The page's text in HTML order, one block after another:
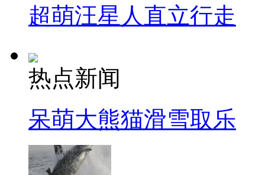
超萌汪星人直立行走
热点新闻
呆萌大熊猫滑雪取乐